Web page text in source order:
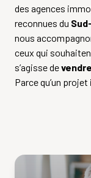
des agences
reconnues du
nous
ceux qui
s’agisse devendre
Parce qu’un
de comprendre
étape, avec